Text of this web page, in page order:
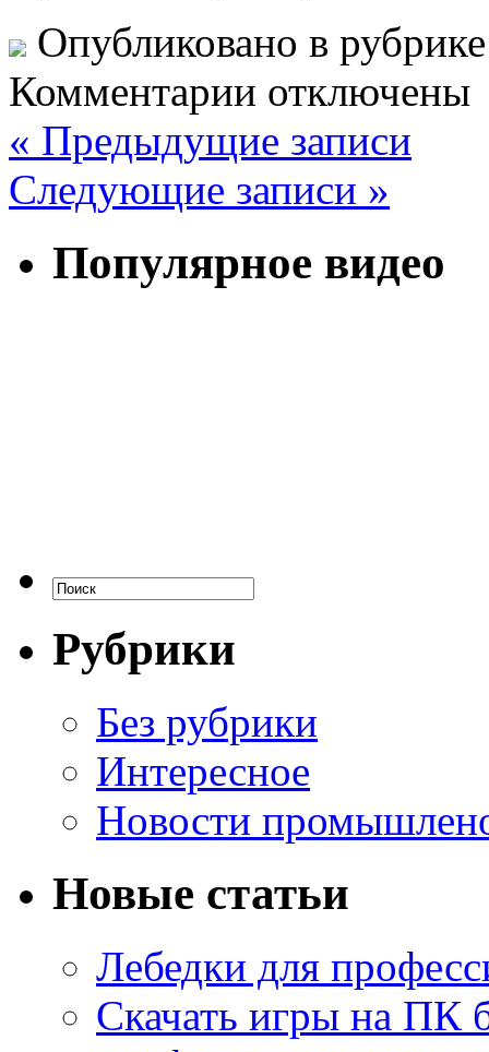
Опубликовано в
Комментарии отключены
« Предыдущие записи
Следующие записи »
Популярное видео
Рубрики
Без рубрики
Интересное
Новости
Новые статьи
Лебедки для
Скачать игры на ПК